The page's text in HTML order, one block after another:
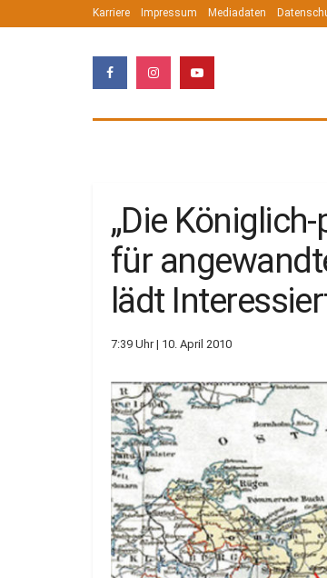
Karriere Impressum Mediadaten
„Die
für
lädt
7:39 Uhr | 10. April 2010